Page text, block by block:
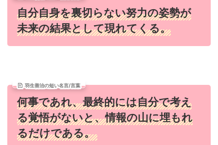
自分自身を裏切らない努力の姿勢が
未来の結果として現れてくる。
羽生善治の短い名言/言葉
何事であれ、最終的には自分で考え
る覚悟がないと、情報の山に埋もれ
るだけである。